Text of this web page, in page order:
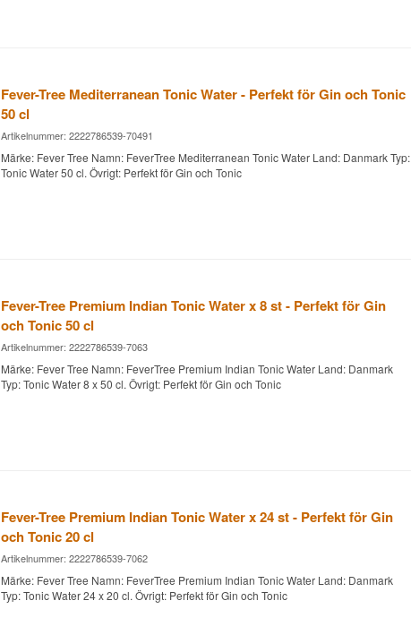
Fever-Tree Mediterranean Tonic Water - Perfekt för Gin och Tonic
50 cl
Artikelnummer: 2222786539-70491
Märke: Fever Tree Namn: FeverTree Mediterranean Tonic Water Land: Danmark Typ:
Tonic Water 50 cl. Övrigt: Perfekt för Gin och Tonic
Fever-Tree Premium Indian Tonic Water x 8 st - Perfekt för Gin
och Tonic 50 cl
Artikelnummer: 2222786539-7063
Märke: Fever Tree Namn: FeverTree Premium Indian Tonic Water Land: Danmark
Typ: Tonic Water 8 x 50 cl. Övrigt: Perfekt för Gin och Tonic
Fever-Tree Premium Indian Tonic Water x 24 st - Perfekt för Gin
och Tonic 20 cl
Artikelnummer: 2222786539-7062
Märke: Fever Tree Namn: FeverTree Premium Indian Tonic Water Land: Danmark
Typ: Tonic Water 24 x 20 cl. Övrigt: Perfekt för Gin och Tonic